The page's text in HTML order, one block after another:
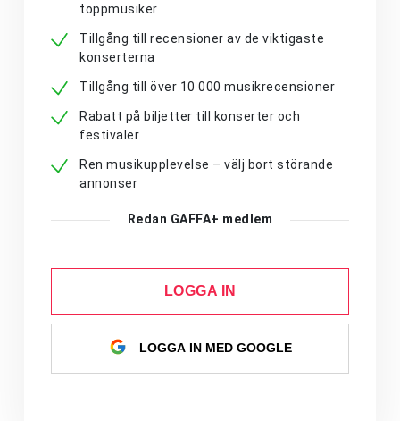
toppmusiker
Tillgång till recensioner av de viktigaste
konserterna
Tillgång till över 10 000 musikrecensioner
Rabatt på biljetter till konserter och
festivaler
Ren musikupplevelse – välj bort störande
annonser
Redan GAFFA+ medlem
LOGGA IN
LOGGA IN MED GOOGLE